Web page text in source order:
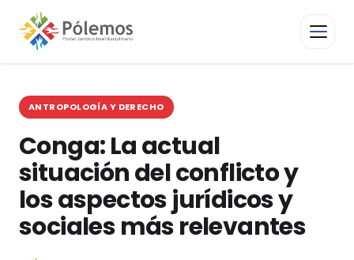
ANTROPOLOGÍA Y DERECHO
Conga: La actual
situación del conflicto y
los aspectos jurídicos y
sociales más relevantes